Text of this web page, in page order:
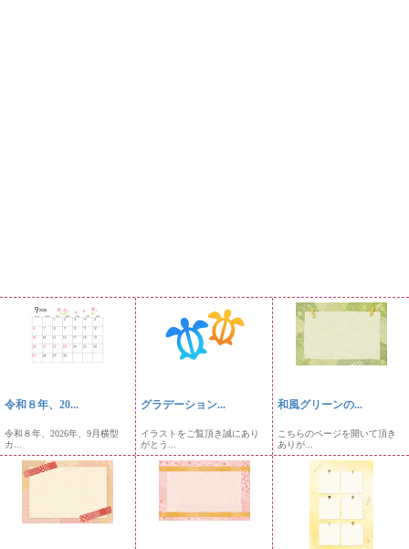
令和８年、20...
令和８年、2026年、9月横型
カ...
グラデーション...
イラストをご覧頂き誠にあり
がとう...
和風グリーンの...
こちらのページを開いて頂き
ありが...